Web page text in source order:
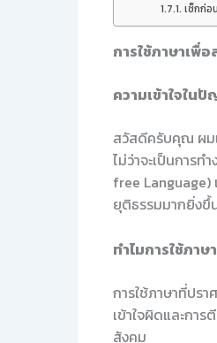
เช็กก่อ
การใช้ภาษาเพื่
ความเข้าใจใน
สวัสดีครับคุณ ผม
ไม่ว่าจะเป็นการท
free Language)
ยุติธรรมมากยิ่งขึ้
ทำไมการใช้ภา
การใช้ภาษาที่ปร
เข้าใจผิดและกา
สังคม